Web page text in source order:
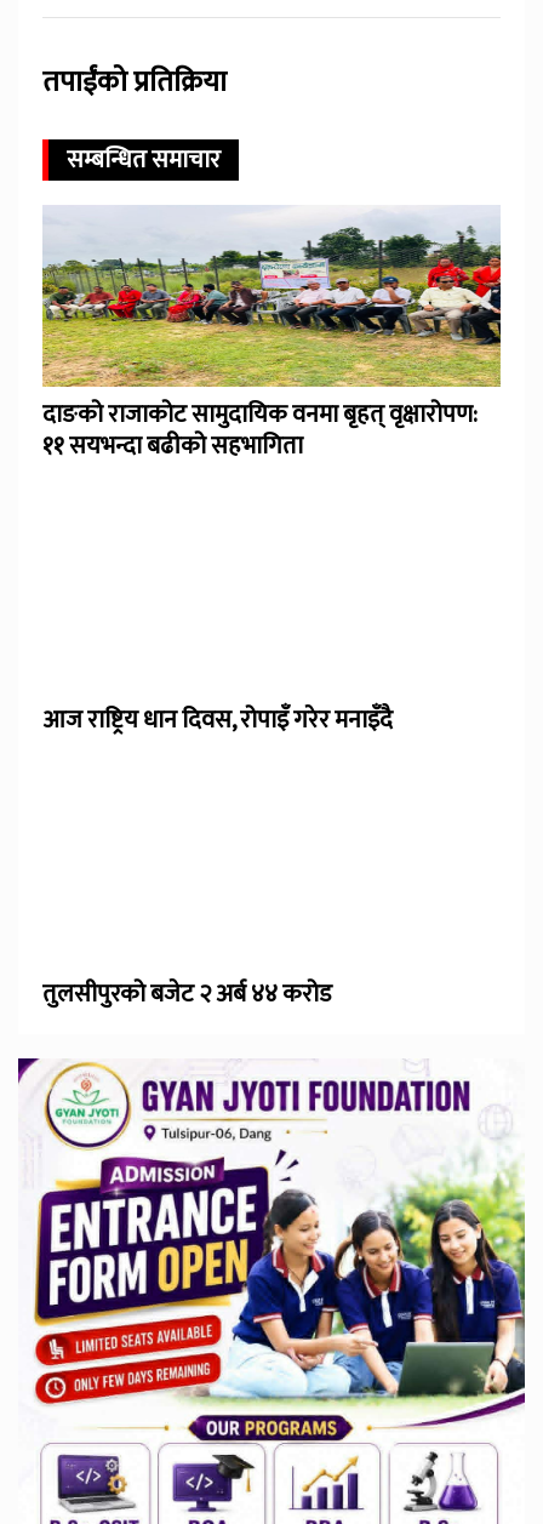
तपाईंको प्रतिक्रिया
सम्बन्धित समाचार
दाङको राजाकोट सामुदायिक वनमा बृहत् वृक्षारोपण:
११ सयभन्दा बढीको सहभागिता
आज राष्ट्रिय धान दिवस, रोपाइँ गरेर मनाइँदै
तुलसीपुरको बजेट २ अर्ब ४४ करोड